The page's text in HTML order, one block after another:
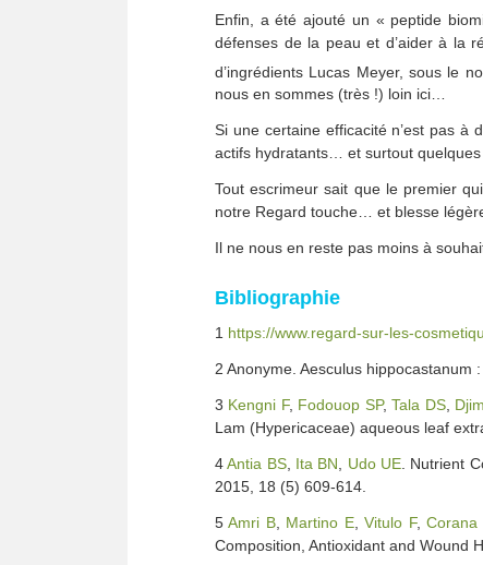
Enfin, a été ajouté un « peptide
défenses de la peau et d’aider à la
d’ingrédients Lucas Meyer, sous le
nous en sommes (très !) loin ici…
Si une certaine efficacité n’est pas à
actifs hydratants… et surtout
Tout escrimeur sait que le premier
notre Regard touche… et blesse
Il ne nous en reste pas moins à
Bibliographie
1 https://www.regard-sur-les-
2 Anonyme. Aesculus hippocastanum
3 Kengni F, Fodouop SP,Tala DS,
Lam (Hypericaceae) aqueous leaf
4Antia BS, Ita BN Udo UE . Nutrient
2015, 18 (5) 609-614.
5Amri B, Martino E,Vitulo F,Corana
Composition, Antioxidant and Wound